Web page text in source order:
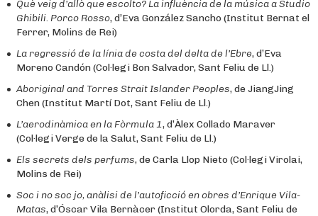
Què veig d’allò que escolto? La influència de la música a Studio
Ghibili. Porco Rosso, d’Eva González Sancho (Institut Bernat el
Ferrer, Molins de Rei)
La regressió de la línia de costa del delta de l’Ebre, d’Eva
Moreno Candón (Col·legi Bon Salvador, Sant Feliu de Ll.)
Aboriginal and Torres Strait Islander Peoples, de JiangJing
Chen (Institut Martí Dot, Sant Feliu de Ll.)
L’aerodinàmica en la Fòrmula 1, d’Àlex Collado Maraver
(Col·legi Verge de la Salut, Sant Feliu de Ll.)
Els secrets dels perfums, de Carla Llop Nieto (Col·legi Virolai,
Molins de Rei)
Soc i no soc jo, anàlisi de l’autoficció en obres d’Enrique Vila-
Matas, d’Óscar Vila Bernàcer (Institut Olorda, Sant Feliu de